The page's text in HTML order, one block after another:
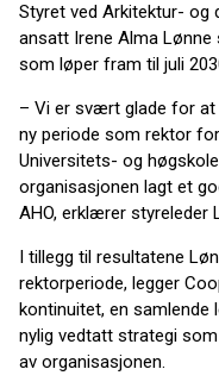
Styret ved Arkitektur- og
ansatt Irene Alma
som løper fram til juli
– Vi er svært glade for at
ny periode som rektor
Universitets- og
organisasjonen lagt et
AHO, erklærer styreleder
I tillegg til resultatene
rektorperiode, legger
kontinuitet, en samlende
nylig vedtatt strategi
av organisasjonen.